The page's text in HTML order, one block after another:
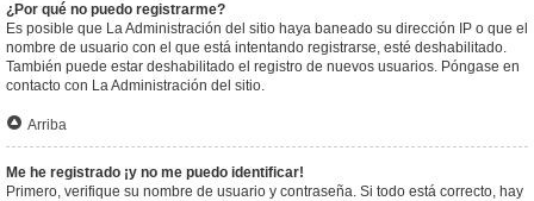
¿Por qué no puedo registrarme?
Es posible que La Administración del sitio haya baneado su dirección IP o que el
nombre de usuario con el que está intentando registrarse, esté deshabilitado.
También puede estar deshabilitado el registro de nuevos usuarios. Póngase en
contacto con La Administración del sitio.
Arriba
Me he registrado ¡y no me puedo identificar!
Primero, verifique su nombre de usuario y contraseña. Si todo está correcto, hay